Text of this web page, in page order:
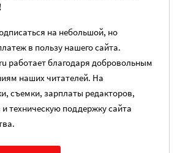
на небольшой, но
в пользу нашего сайта.
работает благодаря добровольным
наших читателей. На
съемки, зарплаты редакторов,
техническую поддержку сайта